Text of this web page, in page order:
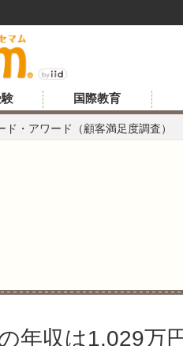
ド・アワード（顧客満足度調査）
国際教育
年収は1,029万